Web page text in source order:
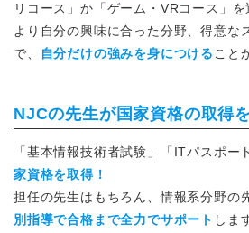
リコース」か「ゲーム・VRコース」を
より自分の興味に合った分野、得意な
で、
自分だけの強みを身につけること
NJCの先生が国家資格の取得
「基本情報技術者試験」「ITパスポー
家資格を取得！
担任の先生はもちろん、情報系分野の
別指導で合格まで全力でサポート しま